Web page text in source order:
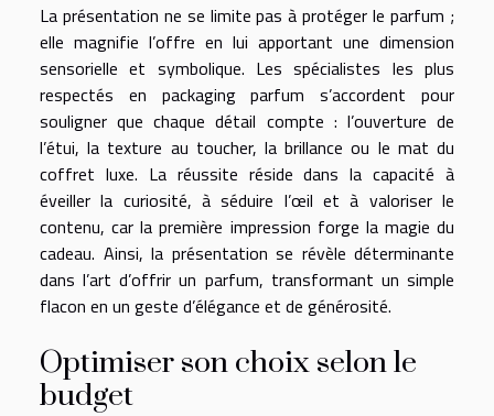
La présentation ne se limite pas à protéger le parfum ;
elle magnifie l’offre en lui apportant une dimension
sensorielle et symbolique. Les spécialistes les plus
respectés en packaging parfum s’accordent pour
souligner que chaque détail compte : l’ouverture de
l’étui, la texture au toucher, la brillance ou le mat du
coffret luxe. La réussite réside dans la capacité à
éveiller la curiosité, à séduire l’œil et à valoriser le
contenu, car la première impression forge la magie du
cadeau. Ainsi, la présentation se révèle déterminante
dans l’art d’offrir un parfum, transformant un simple
flacon en un geste d’élégance et de générosité.
Optimiser son choix selon le
budget